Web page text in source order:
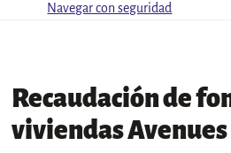
Navegar con seguridad
Recaudación de
viviendas